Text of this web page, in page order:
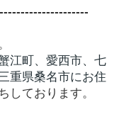
江町、愛西市、七
重県桑名市にお住
しております。